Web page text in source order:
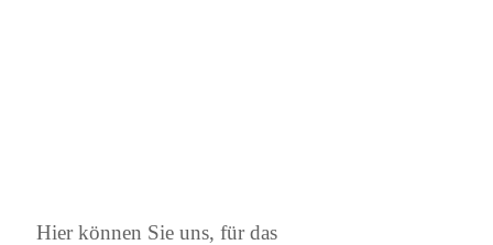
Hier können Sie uns, für das